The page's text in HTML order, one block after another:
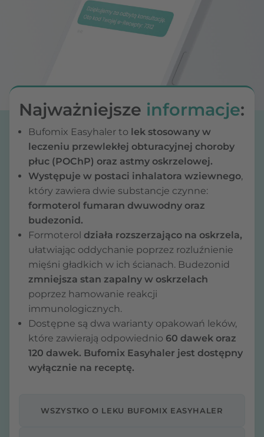
Najważniejsze informacje:
Bufomix Easyhaler to lek stosowany w
leczeniu przewlekłej obturacyjnej choroby
płuc (POChP) oraz astmy oskrzelowej.
Występuje w postaci inhalatora wziewnego,
który zawiera dwie substancje czynne:
formoterol fumaran dwuwodny oraz
budezonid.
Formoterol działa rozszerzająco na oskrzela,
ułatwiając oddychanie poprzez rozluźnienie
mięśni gładkich w ich ścianach. Budezonid
zmniejsza stan zapalny w oskrzelach
poprzez hamowanie reakcji
immunologicznych.
Dostępne są dwa warianty opakowań leków,
które zawierają odpowiednio 60 dawek oraz
120 dawek. Bufomix Easyhaler jest dostępny
wyłącznie na receptę.
WSZYSTKO O LEKU BUFOMIX EASYHALER